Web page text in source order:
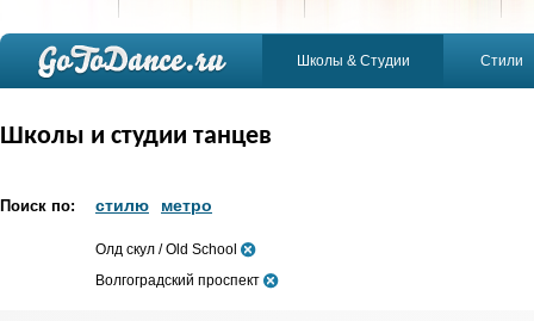
Школы & Студии Стили
Школы и студии танцев
Поиск по: стилю метро
Олд скул / Old School
Волгоградский проспект